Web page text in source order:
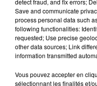
TITRES
Save and communicate
process personal data such
following functionalities:
requested; Use precise
other data sources; Link
information transmitted
Vous pouvez accepter en
sélectionnant les finalités et/